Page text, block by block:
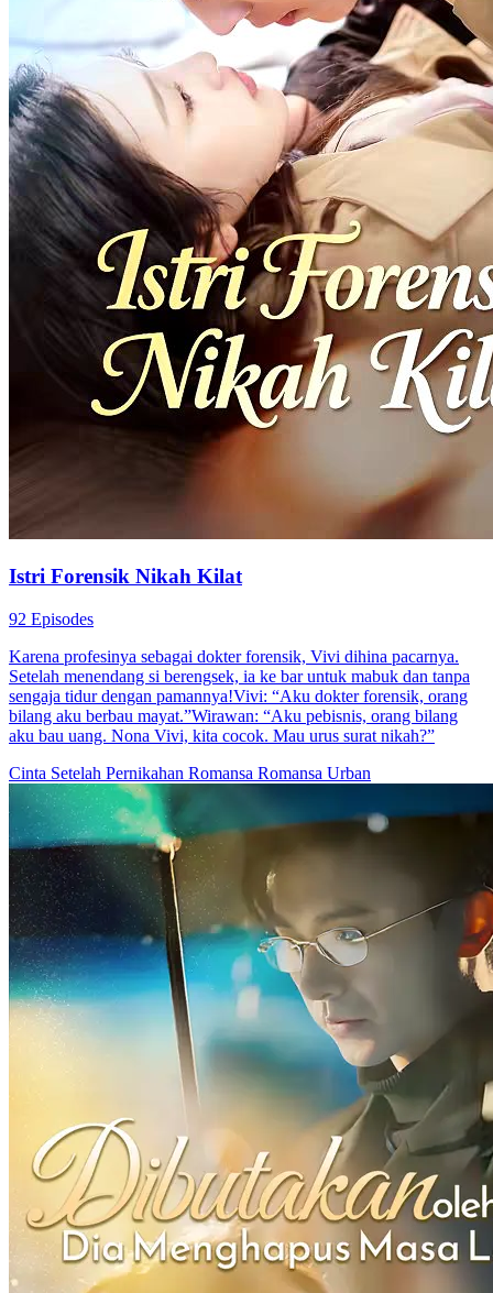
Istri Forensik Nikah Kilat
92 Episodes
Karena profesinya sebagai dokter forensik, Vivi dihina pacarnya.
Setelah menendang si berengsek, ia ke bar untuk mabuk dan tanpa
sengaja tidur dengan pamannya!Vivi: “Aku dokter forensik, orang
bilang aku berbau mayat.”Wirawan: “Aku pebisnis, orang bilang
aku bau uang. Nona Vivi, kita cocok. Mau urus surat nikah?”
Cinta Setelah Pernikahan Romansa Romansa Urban